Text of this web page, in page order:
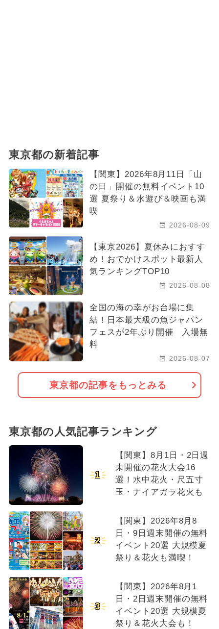
東京都の新着記事
【関東】2026年8月11日「山
の日」開催の無料イベント10
選 夏祭り＆水遊び＆映画も満
喫
2026-08-09
【東京2026】夏休みにおすす
め！おでかけスポット最新人
気ランキングTOP10
2026-08-08
全国の海の幸がお台場に集
結！日本最大級の魚ジャパン
フェスが2年ぶり開催 入場無
料
2026-08-07
東京都の記事をもっとみる
東京都の人気記事ランキング
1
【関東】8月1日・2日週
末開催の花火大会16
選！水中花火・尺五寸
玉・ナイアガラ花火も
2
【関東】2026年8月8
日・9日週末開催の無料
イベント20選 大規模夏
祭り＆花火も満喫！
3
【関東】2026年8月1
日・2日週末開催の無料
イベント20選 大規模夏
祭り＆花火大会も！